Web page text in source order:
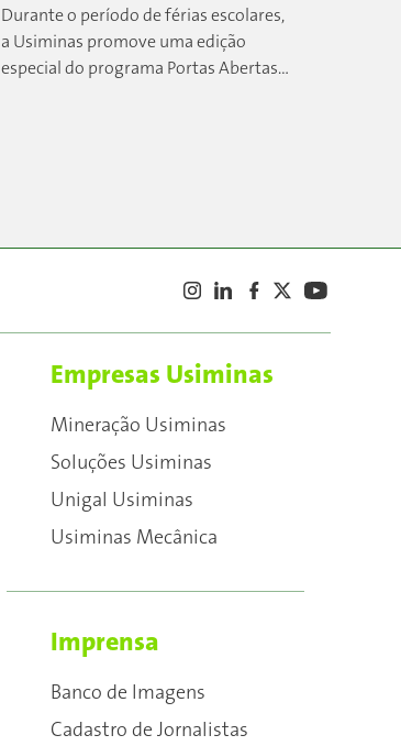
Durante o período de férias escolares,
a Usiminas promove uma edição
especial do programa Portas Abertas,
Empresas Usiminas
Mineração Usiminas
Soluções Usiminas
Unigal Usiminas
Usiminas Mecânica
Imprensa
Banco de Imagens
Cadastro de Jornalistas